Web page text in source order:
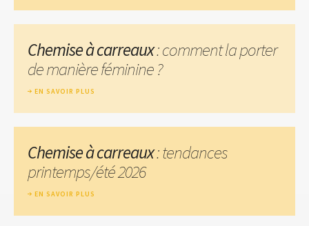
Chemise à carreaux: comment la porter
de manière féminine ?
EN SAVOIR PLUS
Chemise à carreaux: tendances
printemps/été 2026
EN SAVOIR PLUS